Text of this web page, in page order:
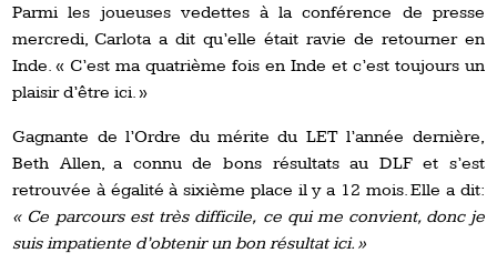
Parmi les joueuses vedettes à la conférence de presse
mercredi, Carlotaadit qu’elle était ravie de retourner en
Inde. « C’est maquatrième fois en Inde et c’est toujours un
plaisir d’être ici. »
Gagnante de l’Ordre du mérite du LET l’année dernière,
Beth Allen, a connudebons résultats au DLF et s’est
retrouvée à égalité à sixième place il y a 12 mois. Elle a dit:
« Ce parcours est très difficile, ce qui me convient, donc je
suis impatiente d’obtenir un bon résultat ici. »